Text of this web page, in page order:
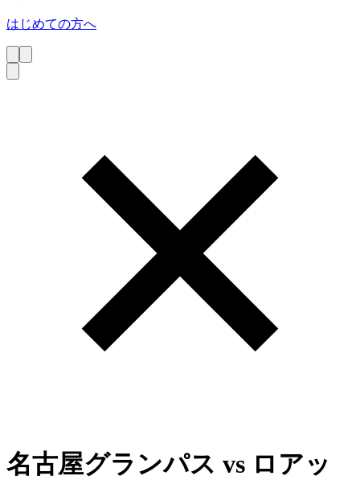
はじめての方へ
名古屋グランパス vs ロアッ